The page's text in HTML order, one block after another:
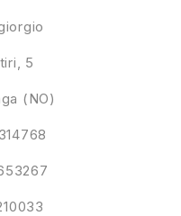
5
(NO)